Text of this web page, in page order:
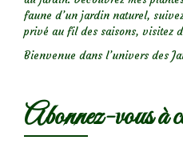
faune d’un jardin naturel,
privé au fil des saisons, visitez
Bienvenue dans l’univers des
Abonnez-vous à